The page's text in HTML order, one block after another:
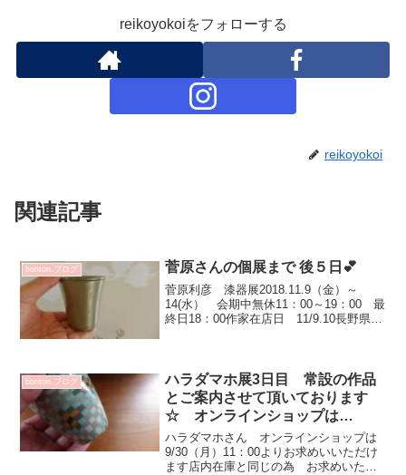
reikoyokoiをフォローする
reikoyokoi
関連記事
bonton.ブログ 菅原さんの個展まで 後５日💕
菅原利彦 漆器展2018.11.9（金）～
14(水） 会期中無休11：00～19：00 最
終日18：00作家在店日 11/9.10長野県か
bonton.ブログ
ハラダマホ展3日目 常設の作品
とご案内させて頂いております
☆ オンラインショップは
9/30（月）11：00より
ハラダマホさん オンラインショップは
9/30（月）11：00よりお求めいいただけ
ます店内在庫と同じの為 お求めいただ